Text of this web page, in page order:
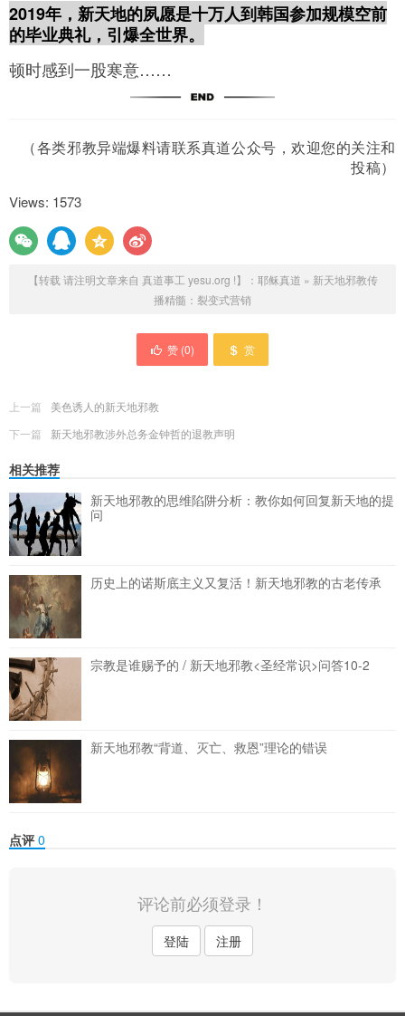
2019年，新天地的夙愿是十万人到韩国参加规模空前
的毕业典礼，引爆全世界。
顿时感到一股寒意……
（各类邪教异端爆料请联系真道公众号，欢迎您的关注和
投稿）
Views: 1573
【转载 请注明文章来自 真道事工 yesu.org !】： 耶稣真道 » 新天地邪教传
播精髓：裂变式营销
赞 (0) 赏
上一篇
美色诱人的新天地邪教
下一篇
新天地邪教涉外总务金钟哲的退教声明
相关推荐
新天地邪教的思维陷阱分析：教你如何回复新天地的提
问
历史上的诺斯底主义又复活！新天地邪教的古老传承
宗教是谁赐予的 / 新天地邪教<圣经常识>问答10-2
新天地邪教“背道、灭亡、救恩”理论的错误
点评0
评论前必须登录！
登陆 注册